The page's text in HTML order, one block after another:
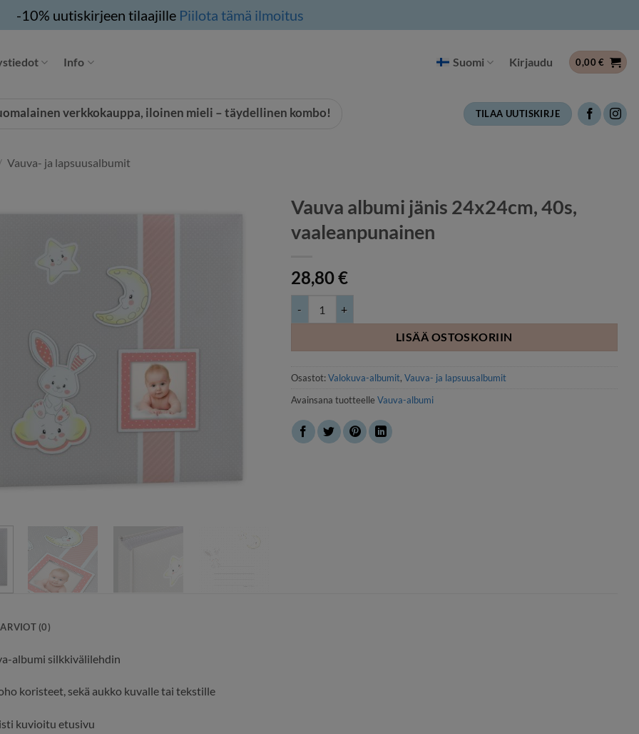
-10% uutiskirjeen tilaajille Piilota tämä ilmoitus
Info Suomi Kirjaudu 0,00€
verkkokauppa, iloinen mieli – täydellinen kombo! TILAA UUTISKIRJE
Vauva- ja lapsuusalbumit
Vauva albumi jänis 24x24cm, 40s,
vaaleanpunainen
28,80€
LISÄÄ OSTOSKORIIN
Osastot:Valokuva-albumit, Vauva- ja lapsuusalbumit
Avainsana tuotteelle Vauva-albumi
ARVIOT (0)
albumi silkkivälilehdin
koristeet, sekä aukko kuvalle tai tekstille
kuvioitu etusivu